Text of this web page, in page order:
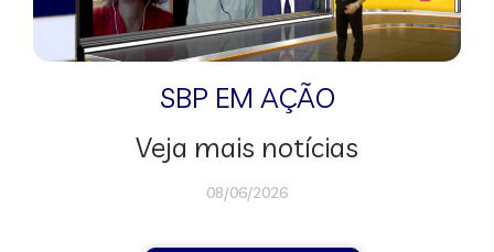
SBP EM AÇÃO
Veja mais notícias
08/06/2026